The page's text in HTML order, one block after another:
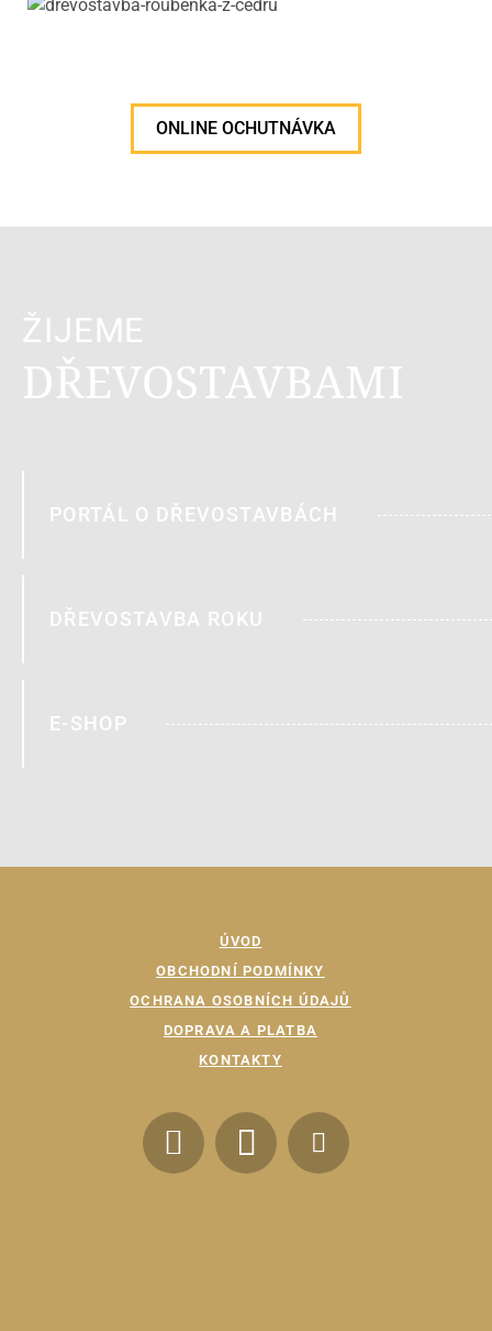
ONLINE OCHUTNÁVKA
ŽIJEME
DŘEVOSTAVBAMI
PORTÁL O DŘEVOSTAVBÁCH
DŘEVOSTAVBA ROKU
E-SHOP
ÚVOD
OBCHODNÍ PODMÍNKY
OCHRANA OSOBNÍCH ÚDAJŮ
DOPRAVA A PLATBA
KONTAKTY